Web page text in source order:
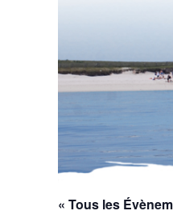
« Tous les